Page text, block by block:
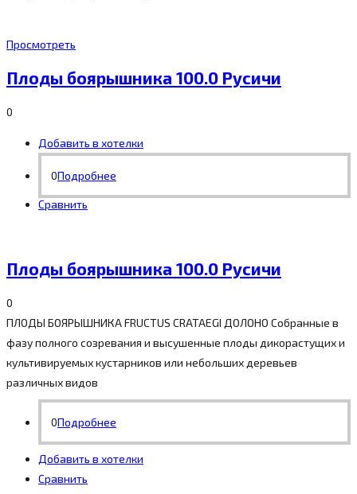
Просмотреть
Плоды боярышника 100.0 Русичи
0
Добавить в хотелки
0Подробнее
Сравнить
Плоды боярышника 100.0 Русичи
0
ПЛОДЫ БОЯРЫШНИКА FRUCTUS CRATAЕGI ДОЛОНО Собранные в
фазу полного созревания и высушенные плоды дикорастущих и
культивируемых кустарников или небольших деревьев
различных видов
0Подробнее
Добавить в хотелки
Сравнить